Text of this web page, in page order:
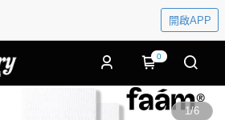
開啟APP
0
1/6